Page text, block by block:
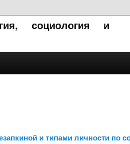
социология и
и типами личности по